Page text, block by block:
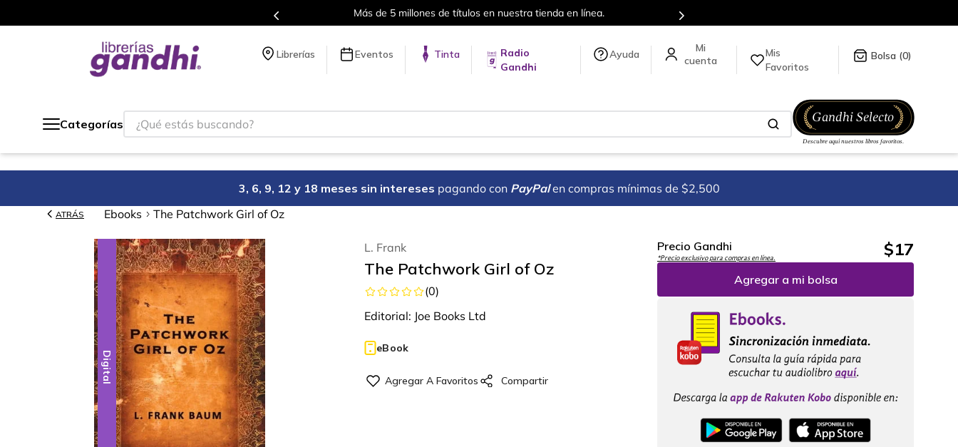
Más de 5 millones de títulos en nuestra tienda en línea.
Librerías Eventos Tinta
Radio
Gandhi
Ayuda
Mis
Favoritos
0
Categorías
¿Qué estás buscando?
3, 6, 9, 12 y 18 meses sin intereses pagando con PayPal en compras mínimas de $2,500
ATRÁS Ebooks The Patchwork Girl of Oz
Digital
L. Frank
The Patchwork Girl of Oz
(0)
Editorial: Joe Books Ltd
eBook
Precio Gandhi
*Precio exclusivo para compras en línea. $17
Agregar a mi bolsa